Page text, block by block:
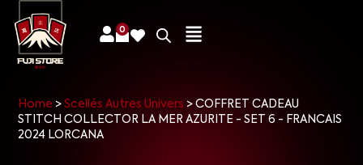
0
Home >Scellés Autres Univers >COFFRET CADEAU
STITCH COLLECTOR LA MER AZURITE - SET 6 - FRANCAIS
2024 LORCANA